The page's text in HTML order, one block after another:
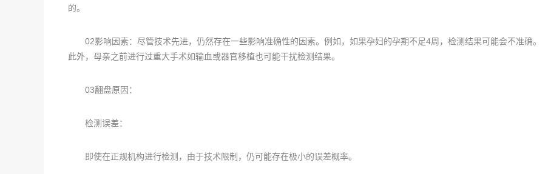
的。
02影响因素：尽管技术先进，仍然存在一些影响准确性的因素。例如，如果孕妇的孕期不足4周，检测结果可能会不准确。
此外，母亲之前进行过重大手术如输血或器官移植也可能干扰检测结果。
03翻盘原因：
检测误差：
即使在正规机构进行检测，由于技术限制，仍可能存在极小的误差概率。